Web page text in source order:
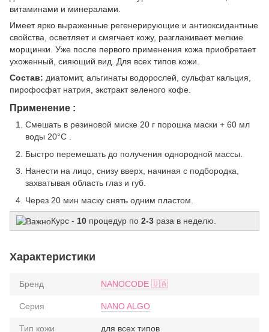
витаминами и минералами.
Имеет ярко выраженные регенерирующие и антиоксидантные
свойства, осветляет и смягчает кожу, разглаживает мелкие
морщинки. Уже после первого применения кожа приобретает
ухоженный, сияющий вид. Для всех типов кожи.
Состав: диатомит, альгинаты водорослей, сульфат кальция,
пирофосфат натрия, экстракт зеленого кофе.
Применение :
Смешать в резиновой миске 20 г порошка маски + 60 мл
воды 20°C .
Быстро перемешать до получения однородной массы.
Нанести на лицо, снизу вверх, начиная с подбородка,
захватывая область глаз и губ.
Через 20 мин маску снять одним пластом.
Курс - 10 процедур по 2-3 раза в неделю.
Характеристики
Бренд NANOCODE 🇺🇦
Серия NANO ALGO
Тип кожи для всех типов